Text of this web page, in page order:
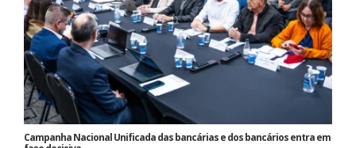
Campanha Nacional Unificada das bancárias e dos bancários entra em